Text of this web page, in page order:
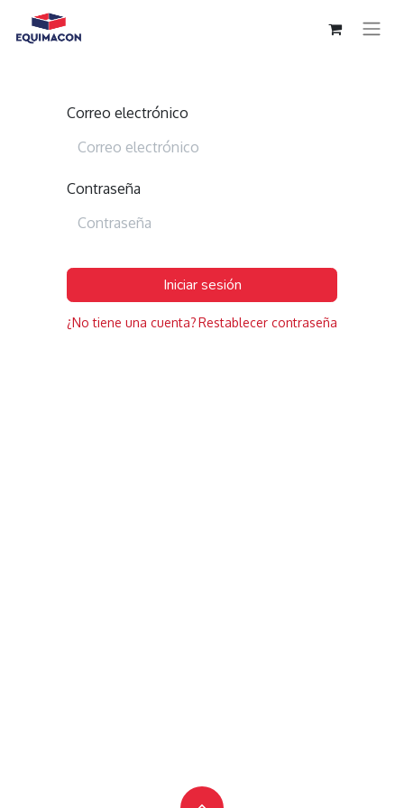
Correo electrónico
Contraseña
Iniciar sesión
¿No tiene una cuenta?Restablecer contraseña